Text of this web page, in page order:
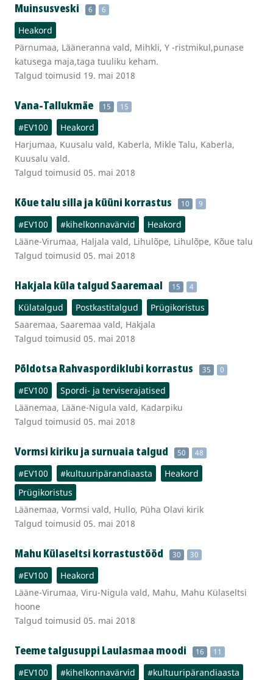
Muinsusveski 6 6
Heakord
Pärnumaa, Lääneranna vald, Mihkli, Y -ristmikul,punase
katusega maja,taga tuuliku keham.
Talgud toimusid 19. mai 2018
Vana-Tallukmäe 15 15
#EV100
Heakord
Harjumaa, Kuusalu vald, Kaberla, Mikle Talu, Kaberla,
Kuusalu vald.
Talgud toimusid 05. mai 2018
Kõue talu silla ja küüni korrastus 10 9
#EV100 #kihelkonnavärvid
Heakord
Lääne-Virumaa, Haljala vald, Lihulõpe, Lihulõpe, Kõue talu
Talgud toimusid 05. mai 2018
Hakjala küla talgud Saaremaal 15 4
Külatalgud Postkastitalgud
Prügikoristus
Saaremaa, Saaremaa vald, Hakjala
Talgud toimusid 05. mai 2018
Põldotsa Rahvaspordiklubi korrastus 35 0
#EV100
Spordi- ja terviserajatised
Läänemaa, Lääne-Nigula vald, Kadarpiku
Talgud toimusid 05. mai 2018
Vormsi kiriku ja surnuaia talgud 50 48
#EV100 #kultuuripärandiaasta
Heakord
Prügikoristus
Läänemaa, Vormsi vald, Hullo, Püha Olavi kirik
Talgud toimusid 05. mai 2018
Mahu Külaseltsi korrastustööd 30 30
#EV100
Heakord
Lääne-Virumaa, Viru-Nigula vald, Mahu, Mahu Külaseltsi
hoone
Talgud toimusid 05. mai 2018
Teeme talgusuppi Laulasmaa moodi 16 11
#EV100 #kihelkonnavärvid
#kultuuripärandiaasta